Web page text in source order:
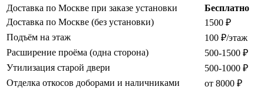
Доставка по Москве при заказе установки
Бесплатно
Доставка по Москве (без установки)
1500 ₽
Подъём на этаж
100 ₽/этаж
Расширение проёма (одна сторона)
500-1500 ₽
Утилизация старой двери
500-1000 ₽
Отделка откосов доборами и наличниками
от 8000 ₽